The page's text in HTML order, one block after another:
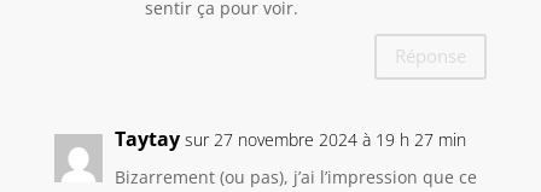
sentir ça pour voir.
Réponse
Taytay sur 27 novembre 2024 à 19 h 27 min
Bizarrement (ou pas), j’ai l’impression que ce